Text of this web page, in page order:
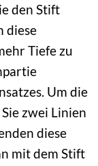
den Stift
diese
Tiefe zu
Um die
zwei Linien
diese
mit dem Stift